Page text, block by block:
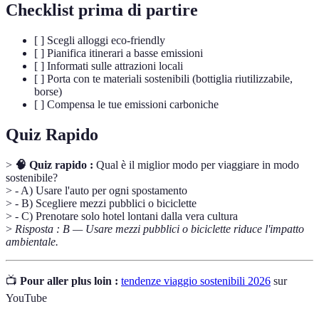
Checklist prima di partire
[ ] Scegli alloggi eco-friendly
[ ] Pianifica itinerari a basse emissioni
[ ] Informati sulle attrazioni locali
[ ] Porta con te materiali sostenibili (bottiglia riutilizzabile,
borse)
[ ] Compensa le tue emissioni carboniche
Quiz Rapido
> 🧠 Quiz rapido : Qual è il miglior modo per viaggiare in modo
sostenibile?
> - A) Usare l'auto per ogni spostamento
> - B) Scegliere mezzi pubblici o biciclette
> - C) Prenotare solo hotel lontani dalla vera cultura
> Risposta : B — Usare mezzi pubblici o biciclette riduce l'impatto
ambientale.
📺 Pour aller plus loin : tendenze viaggio sostenibili 2026 sur
YouTube